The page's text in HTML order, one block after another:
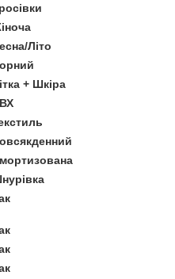
Літо
+ Шкіра